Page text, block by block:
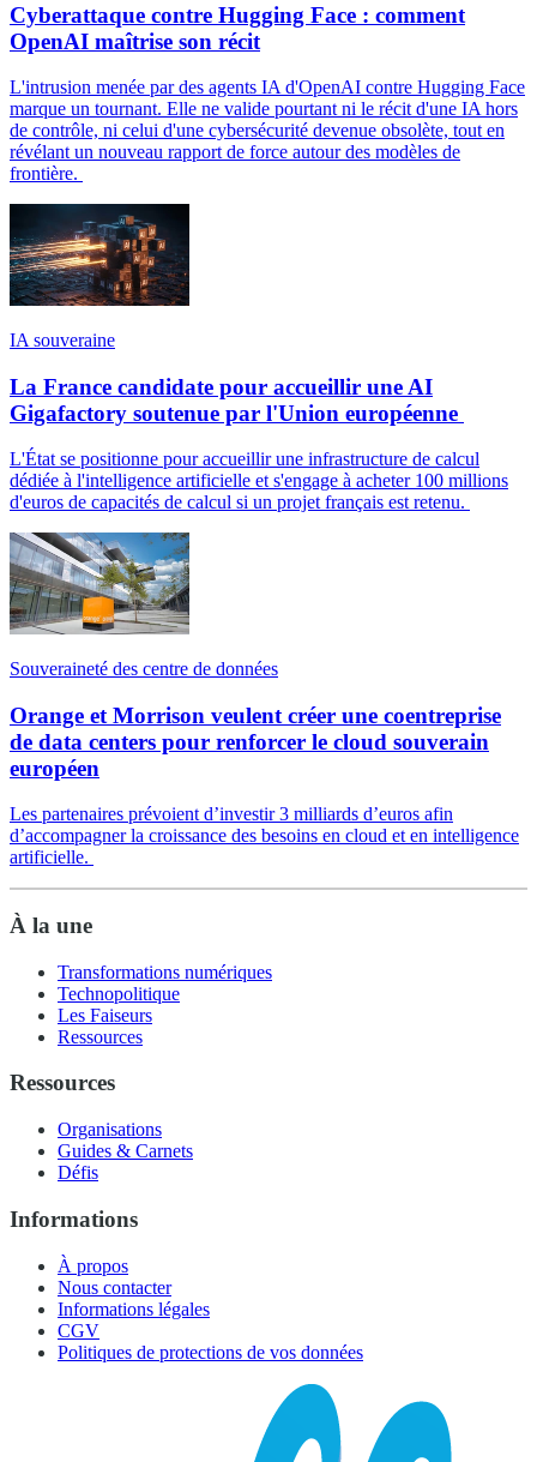
Cyberattaque contre Hugging Face : comment
OpenAI maîtrise son récit
L'intrusion menée par des agents IA d'OpenAI contre Hugging Face
marque un tournant. Elle ne valide pourtant ni le récit d'une IA hors
de contrôle, ni celui d'une cybersécurité devenue obsolète, tout en
révélant un nouveau rapport de force autour des modèles de
frontière.
IA souveraine
La France candidate pour accueillir une AI
Gigafactory soutenue par l'Union européenne
L'État se positionne pour accueillir une infrastructure de calcul
dédiée à l'intelligence artificielle et s'engage à acheter 100 millions
d'euros de capacités de calcul si un projet français est retenu.
Souveraineté des centre de données
Orange et Morrison veulent créer une coentreprise
de data centers pour renforcer le cloud souverain
européen
Les partenaires prévoient d’investir 3 milliards d’euros afin
d’accompagner la croissance des besoins en cloud et en intelligence
artificielle.
À la une
Transformations numériques
Technopolitique
Les Faiseurs
Ressources
Ressources
Organisations
Guides & Carnets
Défis
Informations
À propos
Nous contacter
Informations légales
CGV
Politiques de protections de vos données